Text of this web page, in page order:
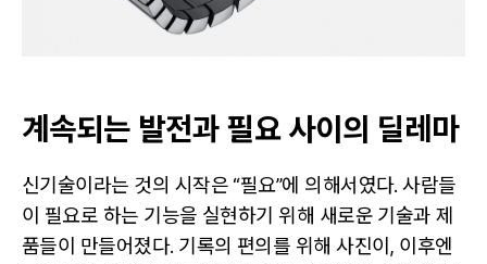
계속되는 발전과 필요 사이의 딜레마
신기술이라는 것의 시작은 “필요”에 의해서였다. 사람들
이 필요로 하는 기능을 실현하기 위해 새로운 기술과 제
품들이 만들어졌다. 기록의 편의를 위해 사진이, 이후엔